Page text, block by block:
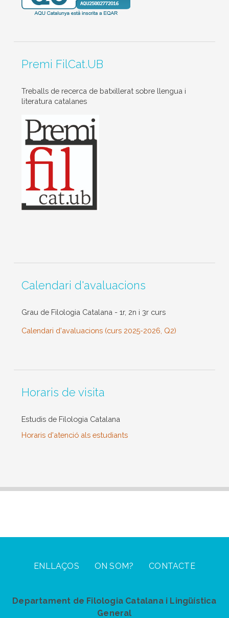
Premi FilCat.UB
Treballs de recerca de batxillerat sobre llengua i
literatura catalanes
Calendari d'avaluacions
Grau de Filologia Catalana - 1r, 2n i 3r curs
Calendari d'avaluacions (curs 2025-2026, Q2)
Horaris de visita
Estudis de Filologia Catalana
Horaris d'atenció als estudiants
Menu
ENLLAÇOS ON SOM? CONTACTE
Departament de Filologia Catalana i Lingüística
General